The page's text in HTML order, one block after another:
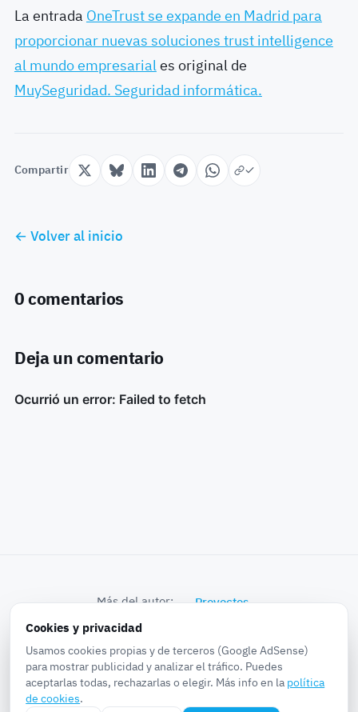
La entrada OneTrust se expande en Madrid para
proporcionar nuevas soluciones trust intelligence
al mundo empresariales original de
MuySeguridad. Seguridad informática.
Compartir
← Volver al inicio
0 comentarios
Deja un comentario
Más del autor: Proyectos
Experiencias, Pruebas...
Sobre·Privacidad·Cookies·Aviso legal ·RSS·
Configurar cookies
Cookies y privacidad
Usamos cookies propias y de terceros (Google AdSense)
para mostrar publicidad y analizar el tráfico. Puedes
aceptarlas todas, rechazarlas o elegir. Más info en la política
de cookies.